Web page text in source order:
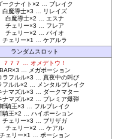
ークナイト×2 … ブレイク
白魔導士×3 … リレイズ
白魔導士×2 … エスナ
チェリー×3 … フレア
チェリー×2 … バイオ
チェリー×1 … ケアルラ
ランダムスロット
７７７ … オメデトウ！
BAR×3 … メガポーション
ラフルル×3 … 真夜中の叫び
フルル×2 … メンタルブレイク
ナマズル×3 … ダークマター
ナマズル×2 … プレミア爆弾
斬騎王×3 … フルブレイク
騎王×2 … ハイポーション
チェリー×3 … ブリザガ
チェリー×2 … ケアル
チェリー×1 … ポーション